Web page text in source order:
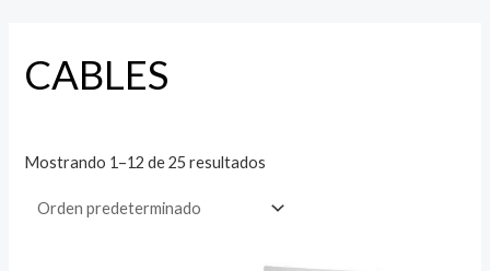
CABLES
Mostrando 1–12 de 25 resultados